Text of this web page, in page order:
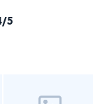
câble fibre).
équipé et
domicile.
5